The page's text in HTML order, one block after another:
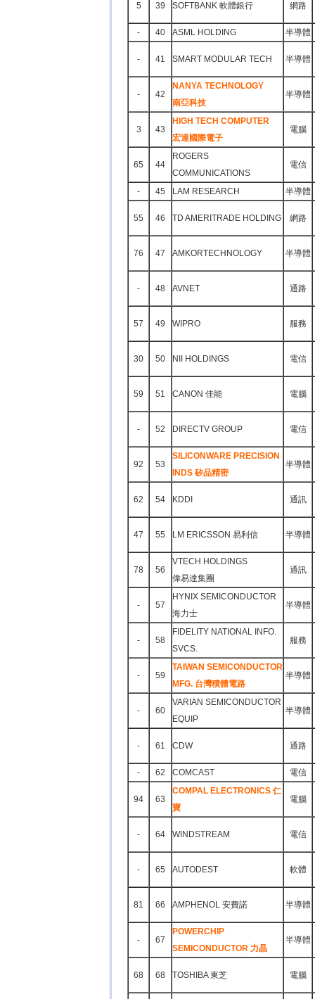
5 39 SOFTBANK 軟體銀行 網路
- 40 ASML HOLDING 半導體
- 41 SMART MODULAR TECH 半導體
- 42
NANYA TECHNOLOGY
南亞科技
半導體
3 43
HIGH TECH COMPUTER
宏達國際電子
電腦
65 44
ROGERS
COMMUNICATIONS
電信
- 45 LAM RESEARCH 半導體
55 46 TD AMERITRADE HOLDING 網路
76 47 AMKORTECHNOLOGY 半導體
- 48 AVNET 通路
57 49 WIPRO 服務
30 50 NII HOLDINGS 電信
59 51 CANON 佳能 電腦
- 52 DIRECTV GROUP 電信
92 53
SILICONWARE PRECISION
INDS 矽品精密
半導體
62 54 KDDI 通訊
47 55 LM ERICSSON 易利信 半導體
78 56
VTECH HOLDINGS
偉易達集團
通訊
- 57
HYNIX SEMICONDUCTOR
海力士
半導體
- 58
FIDELITY NATIONAL INFO.
SVCS.
服務
- 59
TAIWAN SEMICONDUCTOR
MFG. 台灣積體電路
半導體
- 60
VARIAN SEMICONDUCTOR
EQUIP
半導體
- 61 CDW 通路
- 62 COMCAST 電信
94 63
COMPAL ELECTRONICS 仁
寶
電腦
- 64 WINDSTREAM 電信
- 65 AUTODEST 軟體
81 66 AMPHENOL 安費諾 半導體
- 67
POWERCHIP
SEMICONDUCTOR 力晶
半導體
68 68 TOSHIBA 東芝 電腦